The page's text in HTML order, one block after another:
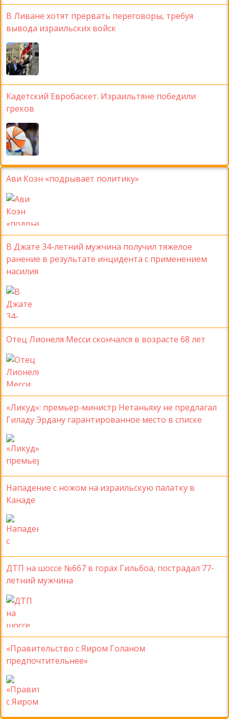
В Ливане хотят прервать переговоры, требуя
вывода израильских войск
Кадетский Евробаскет. Израильтяне победили
греков
Ави Коэн «подрывает политику»
В Джате 34-летний мужчина получил тяжелое
ранение в результате инцидента с применением
насилия
Отец Лионеля Месси скончался в возрасте 68 лет
«Ликуд»: премьер-министр Нетаньяху не предлагал
Гиладу Эрдану гарантированное место в списке
Нападение с ножом на израильскую палатку в
Канаде
ДТП на шоссе №667 в горах Гильбоа, пострадал 77-
летний мужчина
«Правительство с Яиром Голаном
предпочтительнее»